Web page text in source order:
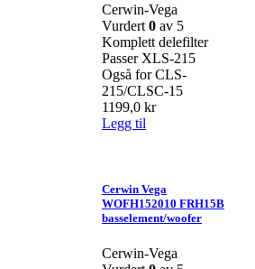
Cerwin-Vega
Vurdert 0 av 5
Komplett delefilter
Passer XLS-215
Også for CLS-
215/CLSC-15
1199,0 kr
Legg til
Cerwin Vega
WOFH152010 FRH15B
basselement/woofer
Cerwin-Vega